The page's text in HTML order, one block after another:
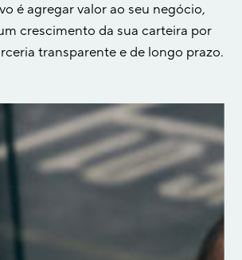
é agregar valor ao seu negócio,
crescimento da sua carteira por
transparente e de longo prazo.